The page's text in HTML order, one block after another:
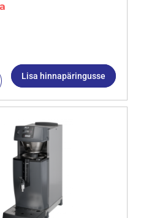
Lisa hinnapäringusse